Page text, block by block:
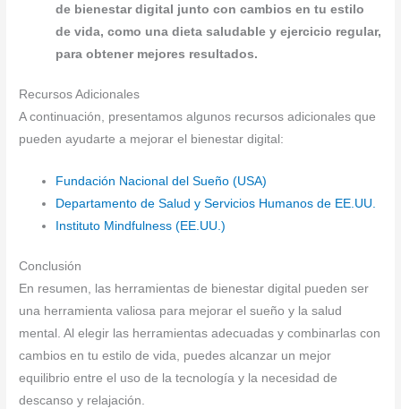
de bienestar digital junto con cambios en tu estilo
de vida, como una dieta saludable y ejercicio regular,
para obtener mejores resultados.
Recursos Adicionales
A continuación, presentamos algunos recursos adicionales que
pueden ayudarte a mejorar el bienestar digital:
Fundación Nacional del Sueño (USA)
Departamento de Salud y Servicios Humanos de EE.UU.
Instituto Mindfulness (EE.UU.)
Conclusión
En resumen, las herramientas de bienestar digital pueden ser
una herramienta valiosa para mejorar el sueño y la salud
mental. Al elegir las herramientas adecuadas y combinarlas con
cambios en tu estilo de vida, puedes alcanzar un mejor
equilibrio entre el uso de la tecnología y la necesidad de
descanso y relajación.